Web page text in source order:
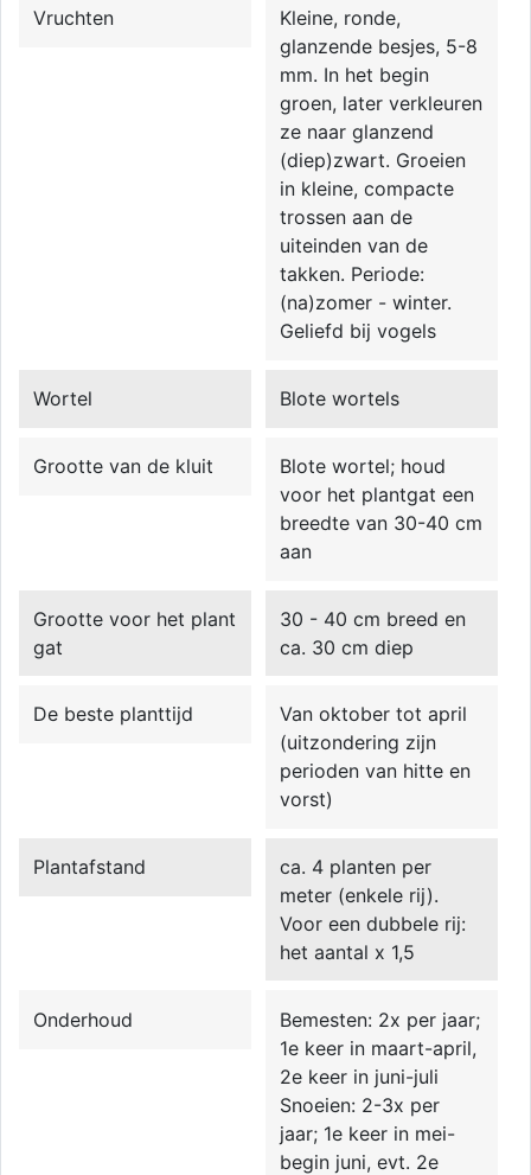
Vruchten
Kleine, ronde,
glanzende besjes, 5-8
mm. In het begin
groen, later verkleuren
ze naar glanzend
(diep)zwart. Groeien
in kleine, compacte
trossen aan de
uiteinden van de
takken. Periode:
(na)zomer - winter.
Geliefd bij vogels
Wortel Blote wortels
Grootte van de kluit
Blote wortel; houd
voor het plantgat een
breedte van 30-40 cm
aan
Grootte voor het plant
gat
30 - 40 cm breed en
ca. 30 cm diep
De beste planttijd
Van oktober tot april
(uitzondering zijn
perioden van hitte en
vorst)
Plantafstand
ca. 4 planten per
meter (enkele rij).
Voor een dubbele rij:
het aantal x 1,5
Onderhoud
Bemesten: 2x per jaar;
1e keer in maart-april,
2e keer in juni-juli
Snoeien: 2-3x per
jaar; 1e keer in mei-
begin juni, evt. 2e